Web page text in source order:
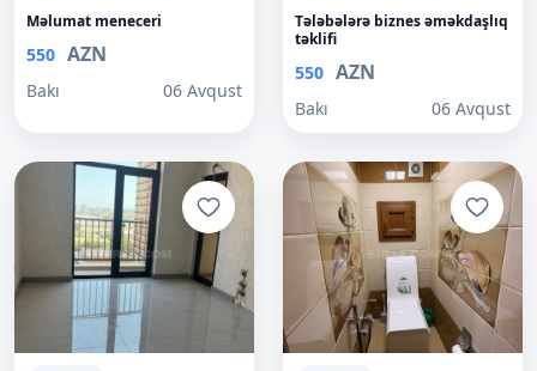
Məlumat meneceri
550 AZN
Bakı 06 Avqust
Tələbələrə biznes əməkdaşlıq
təklifi
550 AZN
Bakı 06 Avqust